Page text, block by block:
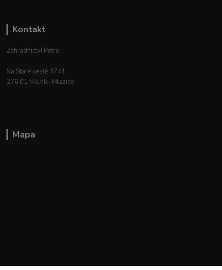
Kontakt
Zahradnictví Petro
Na Staré cestě 3741
276 01 Mělník–Mlazice
Mapa